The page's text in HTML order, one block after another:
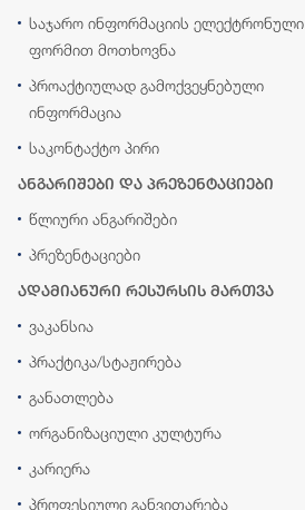
საჯარო ინფორმაციის ელექტრონული
ფორმით მოთხოვნა
პროაქტიულად გამოქვეყნებული
ინფორმაცია
საკონტაქტო პირი
ანგარიშები და პრეზენტაციები
წლიური ანგარიშები
პრეზენტაციები
ადამიანური რესურსის მართვა
ვაკანსია
პრაქტიკა/სტაჟირება
განათლება
ორგანიზაციული კულტურა
კარიერა
პროფესიული განვითარება